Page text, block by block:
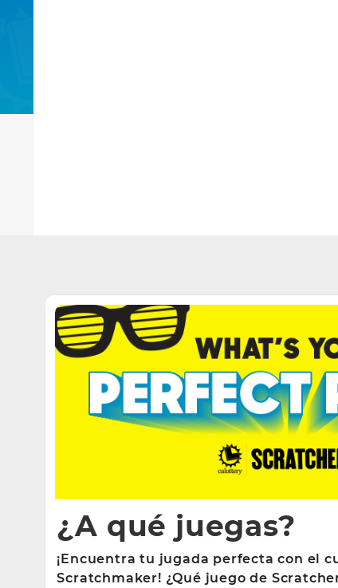
¿A qué juegas?
¡Encuentra tu jugada perfecta con el
Scratchmaker! ¿Qué juego de